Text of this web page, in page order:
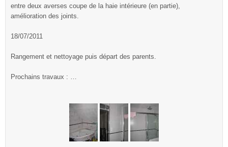
entre deux averses coupe de la haie intérieure (en partie),
amélioration des joints.
18/07/2011
Rangement et nettoyage puis départ des parents.
Prochains travaux : …